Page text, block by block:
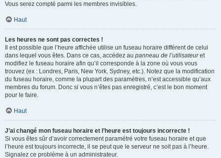
Vous serez compté parmi les membres invisibles.
Haut
Les heures ne sont pas correctes !
Il est possible que l’heure affichée utilise un fuseau horaire différent de celui
dans lequel vous êtes. Dans ce cas, accédez au panneau de l’utilisateuret
modifiez le fuseau horaire afin qu’il corresponde à la zone où vous vous
trouvez (ex : Londres, Paris, New York, Sydney, etc.). Notez que la modification
du fuseau horaire, comme la plupart des paramètres, n’est accessible qu’aux
membres du forum. Donc si vous n’êtes pas enregistré, c’est le bon moment
pour le faire.
Haut
J’ai changé mon fuseau horaire et l’heure est toujours incorrecte !
Si vous êtes sûr d’avoir correctement paramétré votre fuseau horaire et que
l’heure est toujours incorrecte, il se peut que le serveur ne soit pas à l’heure.
Signalez ce problème à un administrateur.